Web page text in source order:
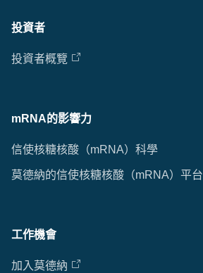
投資者
投資者概覽
mRNA的影響力
信使核糖核酸（mRNA）科學
莫德納的信使核糖核酸（mRNA）平台
工作機會
加入莫德納